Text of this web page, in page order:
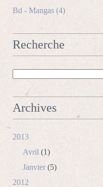
Bd - Mangas (4)
Recherche
Archives
2013
Avril (1)
Janvier (5)
2012